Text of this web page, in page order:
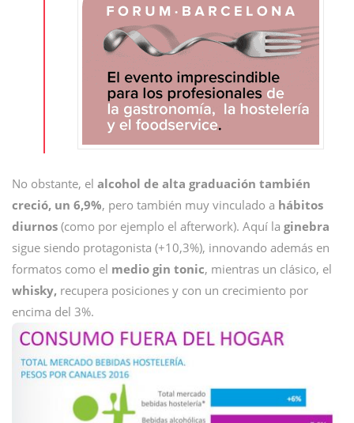
No obstante, el alcohol de alta graduación también
creció, un 6,9%, pero también muy vinculado a hábitos
diurnos (como por ejemplo el afterwork). Aquí la ginebra
sigue siendo protagonista (+10,3%), innovando además en
formatos como el medio gin tonic, mientras un clásico, el
whisky, recupera posiciones y con un crecimiento por
encima del 3%.